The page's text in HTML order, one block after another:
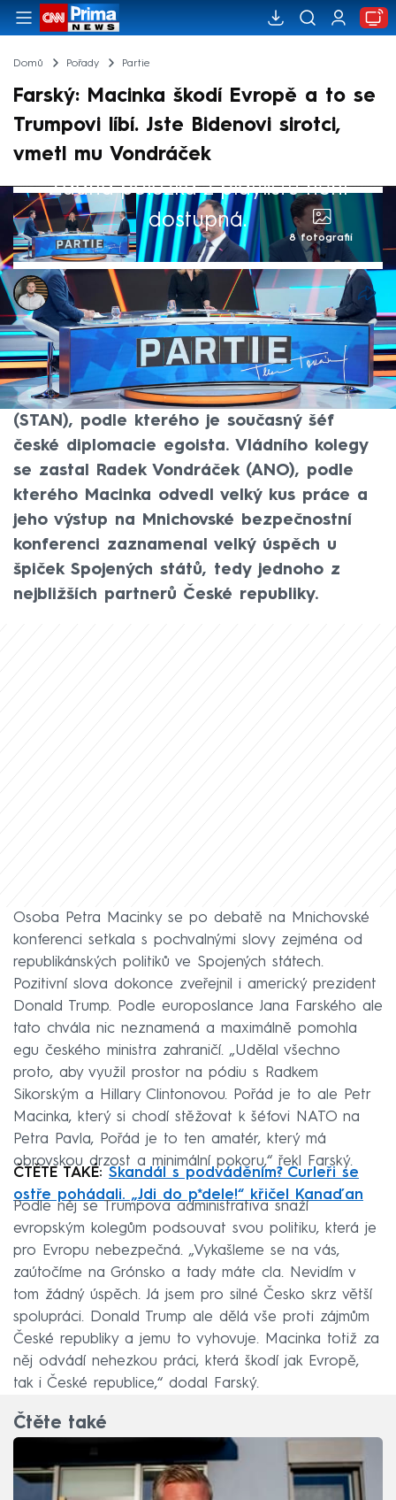
Domů Pořady Partie
Farský: Macinka škodí Evropě a to se
Trumpovi líbí. Jste Bidenovi sirotci,
vmetl mu Vondráček
Žádná položka z playlistu není
dostupná.
8 fotografií
Ladislav Šustr
22. úno 2026, 20:17
Ministr zahraničí Petr Macinka (Motoristé
sobě) škodí Evropě za potlesku Spojených
států. Myslí si to europoslanec Jan Farský
(STAN), podle kterého je současný šéf
české diplomacie egoista. Vládního kolegy
se zastal Radek Vondráček (ANO), podle
kterého Macinka odvedl velký kus práce a
jeho výstup na Mnichovské bezpečnostní
konferenci zaznamenal velký úspěch u
špiček Spojených států, tedy jednoho z
nejbližších partnerů České republiky.
Osoba Petra Macinky se po debatě na Mnichovské
konferenci setkala s pochvalnými slovy zejména od
republikánských politiků ve Spojených státech.
Pozitivní slova dokonce zveřejnil i americký prezident
Donald Trump. Podle europoslance Jana Farského ale
tato chvála nic neznamená a maximálně pomohla
egu českého ministra zahraničí. „Udělal všechno
proto, aby využil prostor na pódiu s Radkem
Sikorským a Hillary Clintonovou. Pořád je to ale Petr
Macinka, který si chodí stěžovat k šéfovi NATO na
Petra Pavla, Pořád je to ten amatér, který má
obrovskou drzost a minimální pokoru,“ řekl Farský.
ČTĚTE TAKÉ: Skandál s podváděním? Curleři se
ostře pohádali. „Jdi do p*dele!“ křičel Kanaďan
Podle něj se Trumpova administrativa snaží
evropským kolegům podsouvat svou politiku, která je
pro Evropu nebezpečná. „Vykašleme se na vás,
zaútočíme na Grónsko a tady máte cla. Nevidím v
tom žádný úspěch. Já jsem pro silné Česko skrz větší
spolupráci. Donald Trump ale dělá vše proti zájmům
České republiky a jemu to vyhovuje. Macinka totiž za
něj odvádí nehezkou práci, která škodí jak Evropě,
tak i České republice,“ dodal Farský.
Čtěte také